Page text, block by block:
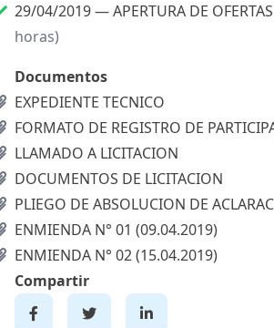
29/04/2019 —APERTURA DE OFERTAS
horas)
Documentos
EXPEDIENTE TECNICO
FORMATO DE REGISTRO DE
LLAMADO A LICITACION
DOCUMENTOS DE LICITACION
PLIEGO DE ABSOLUCION DE
ENMIENDA N° 01 (09.04.2019)
ENMIENDA N° 02 (15.04.2019)
Compartir